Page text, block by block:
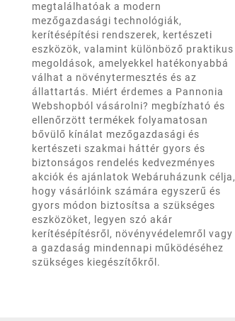
megtalálhatóak a modern
mezőgazdasági technológiák,
kerítésépítési rendszerek, kertészeti
eszközök, valamint különböző praktikus
megoldások, amelyekkel hatékonyabbá
válhat a növénytermesztés és az
állattartás. Miért érdemes a Pannonia
Webshopból vásárolni? megbízható és
ellenőrzött termékek folyamatosan
bővülő kínálat mezőgazdasági és
kertészeti szakmai háttér gyors és
biztonságos rendelés kedvezményes
akciók és ajánlatok Webáruházunk célja,
hogy vásárlóink számára egyszerű és
gyors módon biztosítsa a szükséges
eszközöket, legyen szó akár
kerítésépítésről, növényvédelemről vagy
a gazdaság mindennapi működéséhez
szükséges kiegészítőkről.